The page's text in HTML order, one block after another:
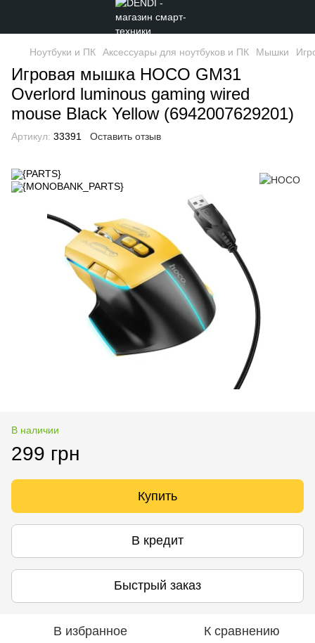
Ноутбуки и ПК Аксессуары для ноутбуков и ПК Мышки
Игровая мышка HOCO GM31
Overlord luminous gaming wired
mouse Black Yellow (6942007629201)
Артикул: 33391 Оставить отзыв
В наличии
299 грн
Купить
В кредит
Быстрый заказ
В избранное К сравнению